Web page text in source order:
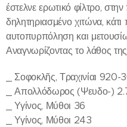
έστελνε ερωτικό φίλτρο, στην
δηλητηριασμένο χιτώνα,
αυτοπυρπόληση και
Αναγνωρίζοντας το λάθος
_ Σοφοκλῆς, Τραχινίαι 920-
_ Απολλόδωρος (Ψευδο-)
_ Υγίνος, Μύθοι 36
_ Υγίνος, Μύθοι 243